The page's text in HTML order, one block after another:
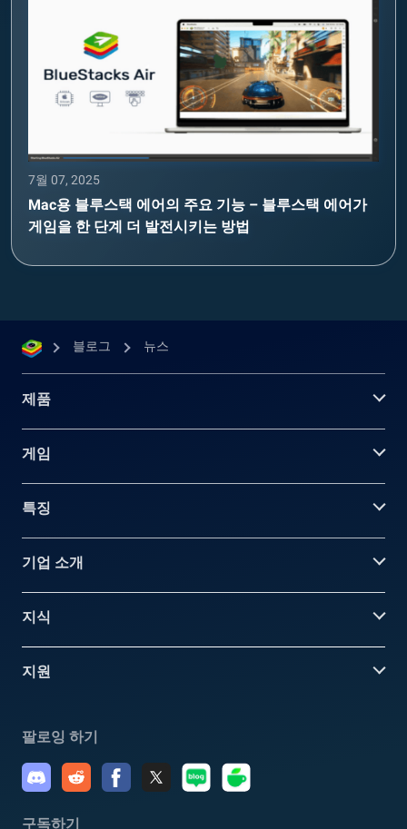
7월 07, 2025
Mac용 블루스택 에어의 주요 기능 – 블루스택 에어가
게임을 한 단계 더 발전시키는 방법
블로그 뉴스
제품
게임
특징
기업 소개
지식
지원
팔로잉 하기
구독하기